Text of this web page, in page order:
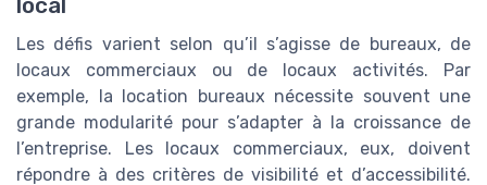
local
Les défis varient selon qu’il s’agisse de bureaux, de
locaux commerciaux ou de locaux activités. Par
exemple, la location bureaux nécessite souvent une
grande modularité pour s’adapter à la croissance de
l’entreprise. Les locaux commerciaux, eux, doivent
répondre à des critères de visibilité et d’accessibilité.